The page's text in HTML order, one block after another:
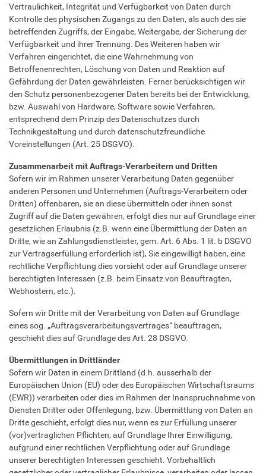
Vertraulichkeit, Integrität und Verfügbarkeit von Daten durch
Kontrolle des physischen Zugangs zu den Daten, als auch des sie
betreffenden Zugriffs, der Eingabe, Weitergabe, der Sicherung der
Verfügbarkeit und ihrer Trennung. Des Weiteren haben wir
Verfahren eingerichtet, die eine Wahrnehmung von
Betroffenenrechten, Löschung von Daten und Reaktion auf
Gefährdung der Daten gewährleisten. Ferner berücksichtigen wir
den Schutz personenbezogener Daten bereits bei der Entwicklung,
bzw. Auswahl von Hardware, Software sowie Verfahren,
entsprechend dem Prinzip des Datenschutzes durch
Technikgestaltung und durch datenschutzfreundliche
Voreinstellungen (Art. 25 DSGVO).
Zusammenarbeit mit Auftrags-Verarbeitern und Dritten
Sofern wir im Rahmen unserer Verarbeitung Daten gegenüber
anderen Personen und Unternehmen (Auftrags-Verarbeitern oder
Dritten) offenbaren, sie an diese übermitteln oder ihnen sonst
Zugriff auf die Daten gewähren, erfolgt dies nur auf Grundlage einer
gesetzlichen Erlaubnis (z.B. wenn eine Übermittlung der Daten an
Dritte, wie an Zahlungsdienstleister, gem. Art. 6 Abs. 1 lit. b DSGVO
zur Vertragserfüllung erforderlich ist), Sie eingewilligt haben, eine
rechtliche Verpflichtung dies vorsieht oder auf Grundlage unserer
berechtigten Interessen (z.B. beim Einsatz von Beauftragten,
Webhostern, etc.).
Sofern wir Dritte mit der Verarbeitung von Daten auf Grundlage
eines sog. „Auftragsverarbeitungsvertrages“ beauftragen,
geschieht dies auf Grundlage des Art. 28 DSGVO.
Übermittlungen in Drittländer
Sofern wir Daten in einem Drittland (d.h. ausserhalb der
Europäischen Union (EU) oder des Europäischen Wirtschaftsraums
(EWR)) verarbeiten oder dies im Rahmen der Inanspruchnahme von
Diensten Dritter oder Offenlegung, bzw. Übermittlung von Daten an
Dritte geschieht, erfolgt dies nur, wenn es zur Erfüllung unserer
(vor)vertraglichen Pflichten, auf Grundlage Ihrer Einwilligung,
aufgrund einer rechtlichen Verpflichtung oder auf Grundlage
unserer berechtigten Interessen geschieht. Vorbehaltlich